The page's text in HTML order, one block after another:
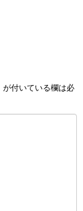
が付いている欄は必